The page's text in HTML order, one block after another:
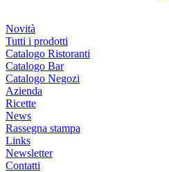
Novità
Tutti i prodotti
Catalogo Ristoranti
Catalogo Bar
Catalogo Negozi
Azienda
Ricette
News
Rassegna stampa
Links
Newsletter
Contatti